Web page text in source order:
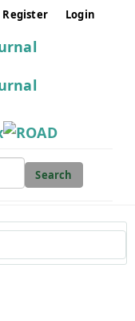
Register Login
Search